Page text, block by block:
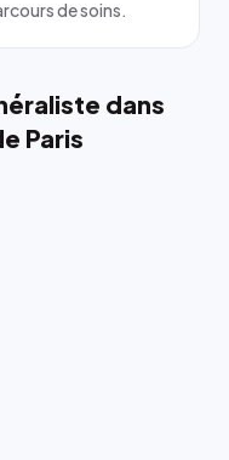
de soins.
dans
Paris